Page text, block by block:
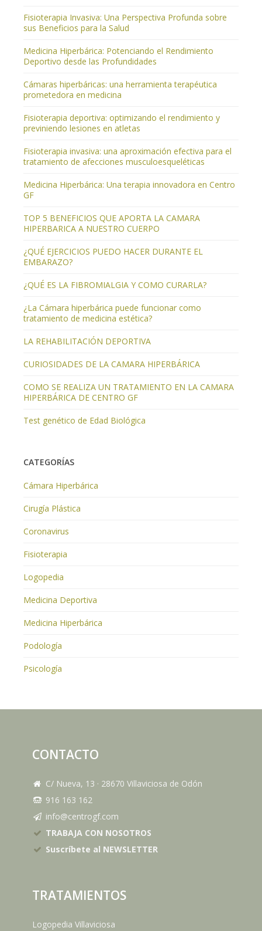
Fisioterapia Invasiva: Una Perspectiva Profunda sobre
sus Beneficios para la Salud
Medicina Hiperbárica: Potenciando el Rendimiento
Deportivo desde las Profundidades
Cámaras hiperbáricas: una herramienta terapéutica
prometedora en medicina
Fisioterapia deportiva: optimizando el rendimiento y
previniendo lesiones en atletas
Fisioterapia invasiva: una aproximación efectiva para el
tratamiento de afecciones musculoesqueléticas
Medicina Hiperbárica: Una terapia innovadora en Centro
GF
TOP 5 BENEFICIOS QUE APORTA LA CAMARA
HIPERBARICA A NUESTRO CUERPO
¿QUÉ EJERCICIOS PUEDO HACER DURANTE EL
EMBARAZO?
¿QUÉ ES LA FIBROMIALGIA Y COMO CURARLA?
¿La Cámara hiperbárica puede funcionar como
tratamiento de medicina estética?
LA REHABILITACIÓN DEPORTIVA
CURIOSIDADES DE LA CAMARA HIPERBÁRICA
COMO SE REALIZA UN TRATAMIENTO EN LA CAMARA
HIPERBÁRICA DE CENTRO GF
Test genético de Edad Biológica
CATEGORÍAS
Cámara Hiperbárica
Cirugía Plástica
Coronavirus
Fisioterapia
Logopedia
Medicina Deportiva
Medicina Hiperbárica
Podología
Psicología
CONTACTO
C/ Nueva, 13 · 28670 Villaviciosa de Odón
916 163 162
info@centrogf.com
TRABAJA CON NOSOTROS
Suscríbete al NEWSLETTER
TRATAMIENTOS
Logopedia Villaviciosa